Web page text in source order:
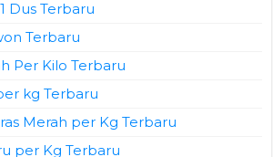
Dus Terbaru
Terbaru
Per Kilo Terbaru
kg Terbaru
Merah per Kg Terbaru
per Kg Terbaru